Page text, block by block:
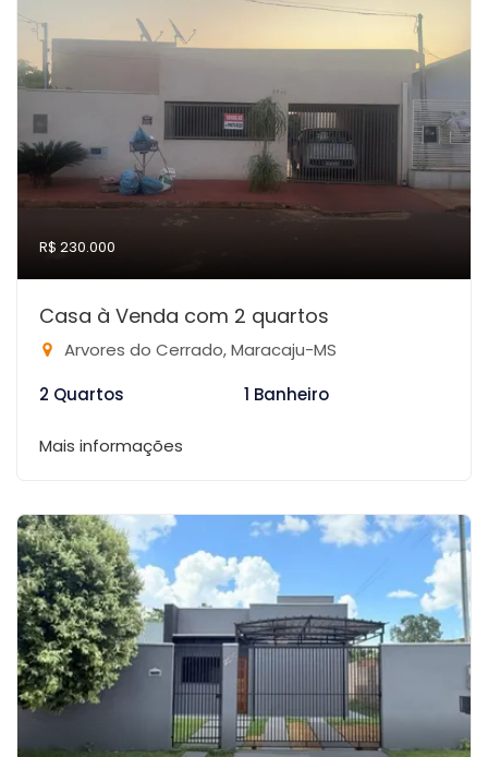
R$ 230.000
Casa à Venda com 2 quartos
Arvores do Cerrado, Maracaju-MS
2 Quartos
1 Banheiro
Mais informações